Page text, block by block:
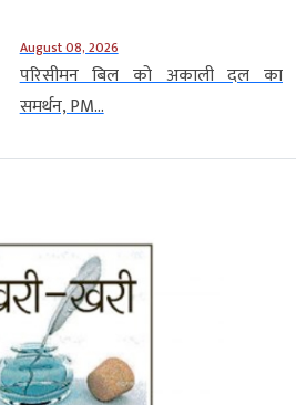
August 08, 2026
परिसीमन बिल को अकाली दल का
समर्थन, PM...